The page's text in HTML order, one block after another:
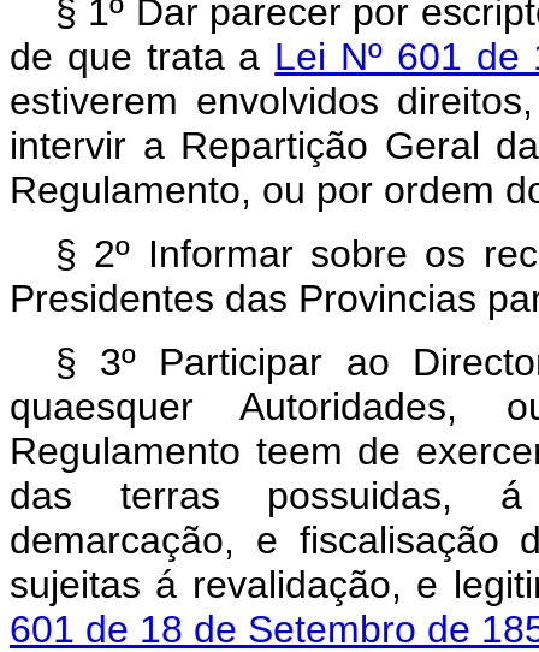
§ 1º Dar parecer por
de que trata a Lei Nº 601 de
estiverem envolvidos
intervir a Repartição Geral
Regulamento, ou por ordem
§ 2º Informar sobre os
Presidentes das Provincias
§ 3º Participar ao
quaesquer
Regulamento teem de
das terras possuidas, á
demarcação, e fiscalisação
sujeitas á revalidação, e
601 de 18 de Setembro de